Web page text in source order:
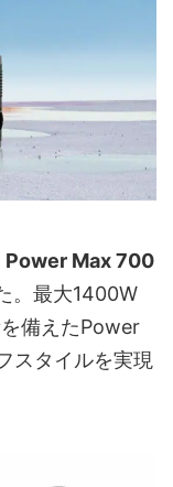
Power Max 700
。最大1400W
備えたPower
スタイルを実現